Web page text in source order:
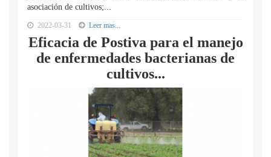
asociación de cultivos;...
2022-03-31 Leer mas...
Eficacia de Postiva para el manejo
de enfermedades bacterianas de
cultivos...